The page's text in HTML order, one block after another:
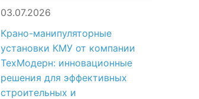
03.07.2026
Крано-манипуляторные
установки КМУ от компании
ТехМодерн: инновационные
решения для эффективных
строительных и